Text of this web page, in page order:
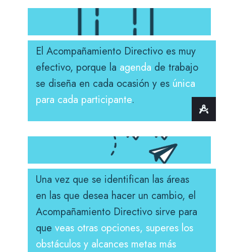
El Acompañamiento Directivo es muy
efectivo, porque la agenda de trabajo
se diseña en cada ocasión y es única
para cada participante.
Una vez que se identifican las áreas
en las que desea hacer un cambio, el
Acompañamiento Directivo sirve para
que veas otras opciones, superes los
obstáculos y alcances metas más